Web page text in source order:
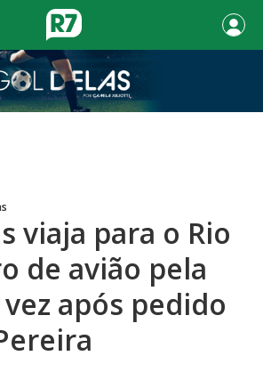
viaja para o Rio
de avião pela
após pedido